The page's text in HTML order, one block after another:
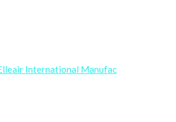
International Manufac